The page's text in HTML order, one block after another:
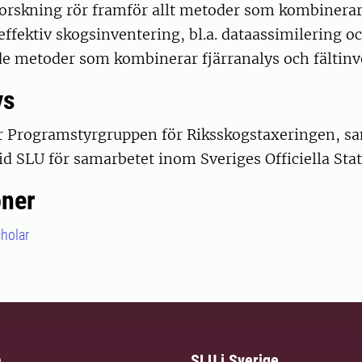
rör framför allt metoder som
skogsinventering, bl.a. dataassimilering
metoder som kombinerar fjärranalys och
Programstyrgruppen för Riksskogstaxeringen,
SLU för samarbetet inom Sveriges Officiella